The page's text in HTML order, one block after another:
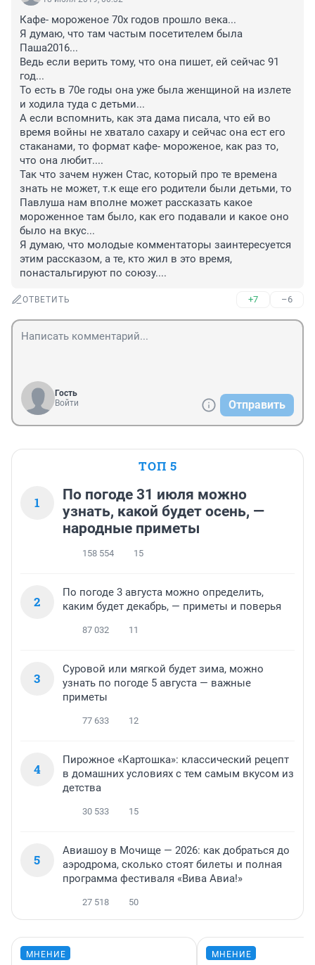
Кафе- мороженое 70х годов прошло века...
Я думаю, что там частым посетителем была
Паша2016...
Ведь если верить тому, что она пишет, ей сейчас 91
год...
То есть в 70е годы она уже была женщиной на излете
и ходила туда с детьми...
А если вспомнить, как эта дама писала, что ей во
время войны не хватало сахару и сейчас она ест его
стаканами, то формат кафе- мороженое, как раз то,
что она любит....
Так что зачем нужен Стас, который про те времена
знать не может, т.к еще его родители были детьми, то
Павлуша нам вполне может рассказать какое
мороженное там было, как его подавали и какое оно
было на вкус...
Я думаю, что молодые комментаторы заинтересуется
этим рассказом, а те, кто жил в это время,
понастальгируют по союзу....
ОТВЕТИТЬ +7 –6
Гость
Войти
Отправить
ТОП 5
1
По погоде 31 июля можно
узнать, какой будет осень, —
народные приметы
158 554 15
2
По погоде 3 августа можно определить,
каким будет декабрь, — приметы и поверья
87 032 11
3
Суровой или мягкой будет зима, можно
узнать по погоде 5 августа — важные
приметы
77 633 12
4
Пирожное «Картошка»: классический рецепт
в домашних условиях с тем самым вкусом из
детства
30 533 15
5
Авиашоу в Мочище — 2026: как добраться до
аэродрома, сколько стоят билеты и полная
программа фестиваля «Вива Авиа!»
27 518 50
МНЕНИЕ МНЕНИЕ